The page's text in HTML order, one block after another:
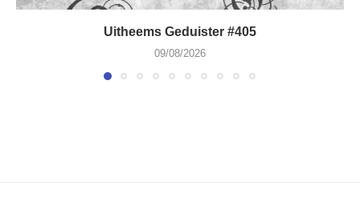
Uitheems Geduister #405
09/08/2026